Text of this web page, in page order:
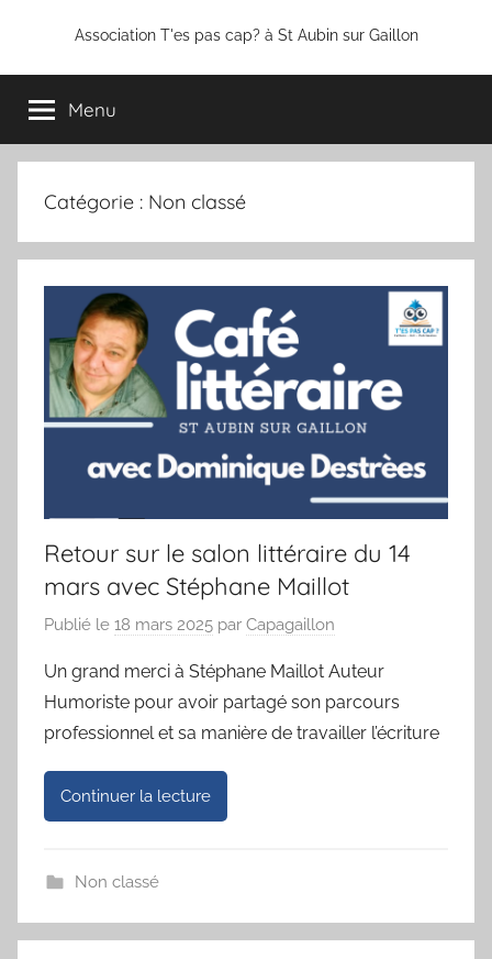
contenu
Association T'es pas cap? à St Aubin sur Gaillon
Menu
Catégorie : Non classé
Retour sur le salon littéraire du 14
mars avec Stéphane Maillot
Publié le 18 mars 2025 par Capagaillon
Un grand merci à Stéphane Maillot Auteur
Humoriste pour avoir partagé son parcours
professionnel et sa manière de travailler l’écriture
Continuer la lecture
Non classé